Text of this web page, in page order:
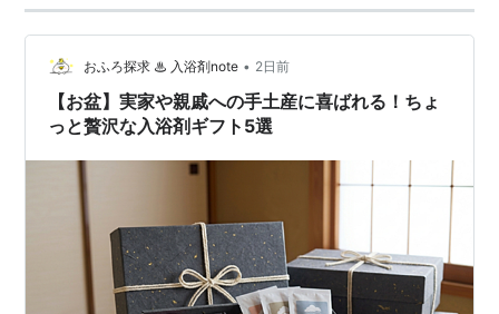
【贈る時期】
15日まで、西日本では8月初め〜15日までとされてい
る。しかし最近では、地方に関係なく7月の中頃までに
贈るのが一般的になりつつあるようだ。
【贈る相手】
感謝の気持ちを伝える贈り物であるため、贈る相手につ
いては難しく考える必要はあまりない。一般的には、離
れて暮らしている両親や親戚、会社の上司や恩師の先生
おふろ探求 ♨ 入浴剤note • 2日前
【お盆】実家や親戚への手土産に喜ばれる！ちょ
っと贅沢な入浴剤ギフト5選